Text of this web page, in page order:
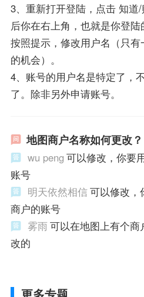
3、重新打开登陆，点击 知道
后你在右上角，也就是你登
按照提示，修改用户名（只
的机会）。
4、账号的用户名是特定了，
了。除非另外申请账号。
地图商户名称如何更改？
wu peng 可以修改，你要
账号
明天依然相信可以修改，
商户的账号
雾雨可以在地图上有个
改的